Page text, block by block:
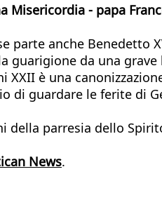
- papa
parte anche
da una
è una
di guardare le ferite di
della parresia dello
News.